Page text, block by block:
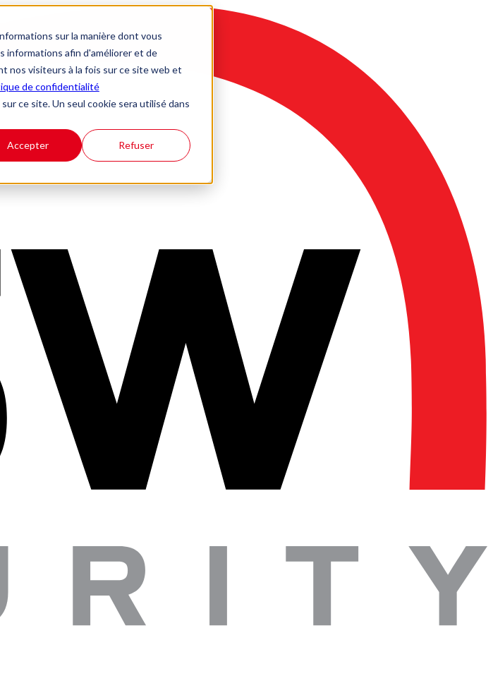
sur la manière dont vous
informations afin d'améliorer et de
nos visiteurs à la fois sur ce site web et
de confidentialité
ce site. Un seul cookie sera utilisé dans
Accepter Refuser